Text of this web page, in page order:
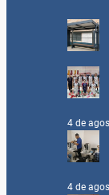
4 de
4 de